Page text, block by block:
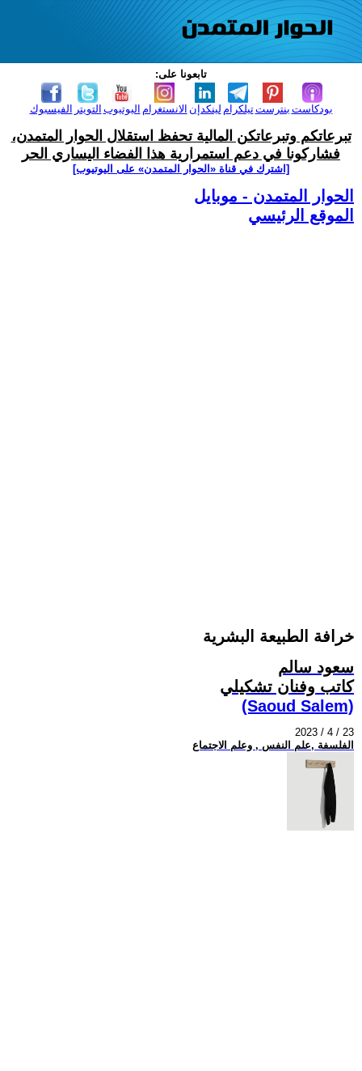
تابعونا على:
الفيسبوك التويتر اليوتيوب الانستغرام لينكدإن تيلكرامبنترست بودكاست
تبرعاتكم وتبرعاتكن المالية تحفظ استقلال الحوار المتمدن،
فشاركونا في دعم استمرارية هذا الفضاء اليساري الحر
[اشترك في قناة ‫«الحوار المتمدن» على اليوتيوب]
الحوار المتمدن - موبايل
الموقع الرئيسي
خرافة الطبيعة البشرية
سعود سالم
كاتب وفنان تشكيلي
(Saoud Salem)
2023 / 4 / 23
الفلسفة ,علم النفس , وعلم الاجتماع